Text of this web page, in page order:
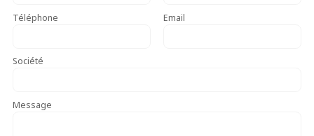
Téléphone Email
Société
Message